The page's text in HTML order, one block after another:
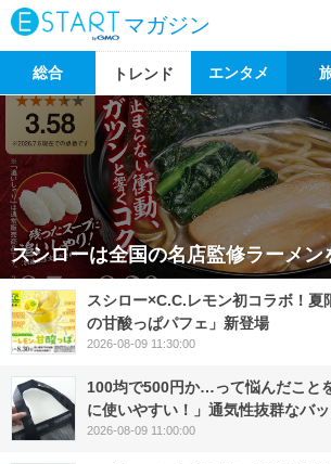
マガジン
総合 トレンド エンタメ
スシロー×C.C.レモン初コラボ！夏
の甘酸っぱパフェ」新登場
2026-08-09 11:30:00
100均で500円か…って悩んだこと
に使いやすい！」通気性抜群なバ
2026-08-09 11:00:00